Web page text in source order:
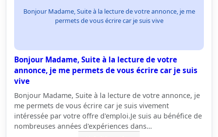
Bonjour Madame, Suite à la lecture de votre annonce, je me
permets de vous écrire car je suis vive
Bonjour Madame, Suite à la lecture de votre
annonce, je me permets de vous écrire car je suis
vive
Bonjour Madame, Suite à la lecture de votre annonce, je
me permets de vous écrire car je suis vivement
intéressée par votre offre d'emploi.Je suis au bénéfice de
nombreuses années d'expériences dans…